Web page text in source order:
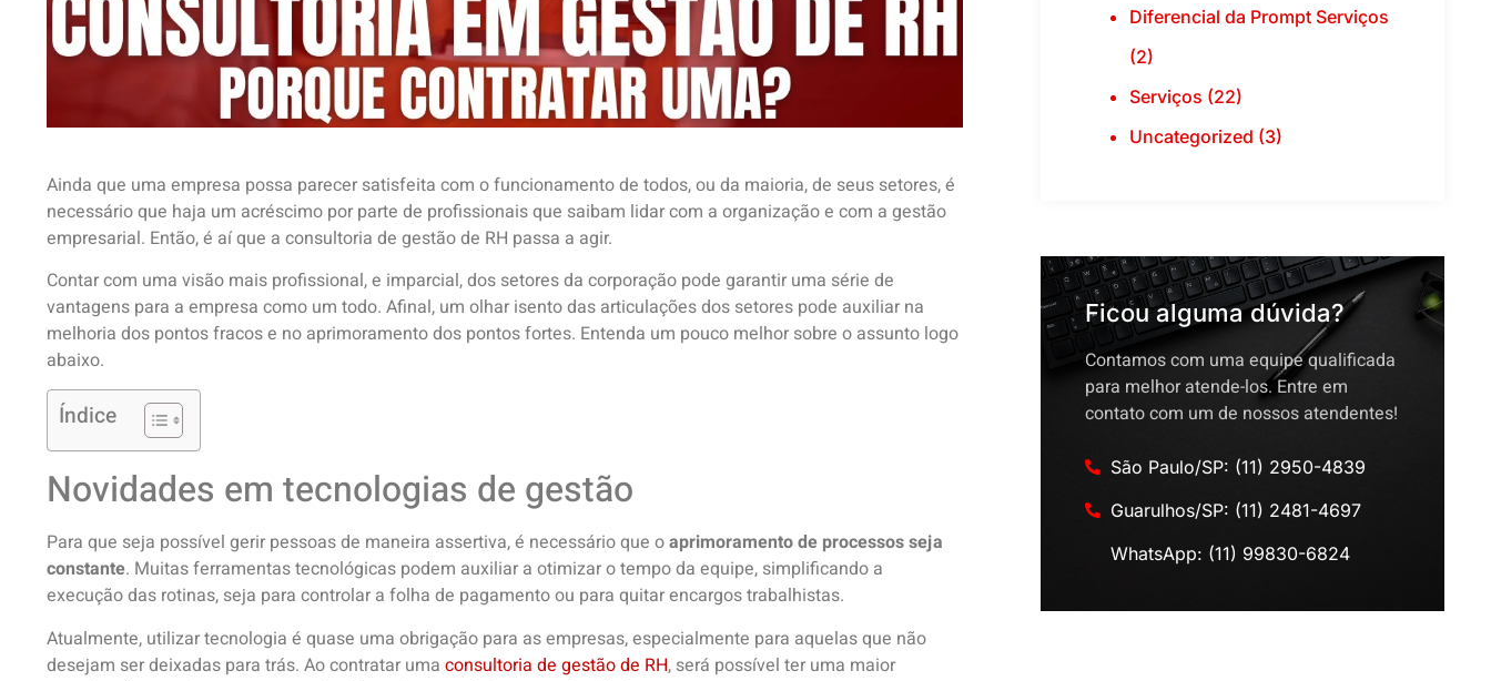
Ainda que uma empresa possa parecer satisfeita com o funcionamento de todos, ou da maioria, de seus setores, é
necessário que haja um acréscimo por parte de profissionais que saibam lidar com a organização e com a gestão
empresarial. Então, é aí que a consultoria de gestão de RH passa a agir.
Contar com uma visão mais profissional, e imparcial, dos setores da corporação pode garantir uma série de
vantagens para a empresa como um todo. Afinal, um olhar isento das articulações dos setores pode auxiliar na
melhoria dos pontos fracos e no aprimoramento dos pontos fortes. Entenda um pouco melhor sobre o assunto logo
abaixo.
Índice
Novidades em tecnologias de gestão
Para que seja possível gerir pessoas de maneira assertiva, é necessário que oaprimoramento de processos seja
constante. Muitas ferramentas tecnológicas podem auxiliar a otimizar o tempo da equipe, simplificando a
execução das rotinas, seja para controlar a folha de pagamento ou para quitar encargos trabalhistas.
Atualmente, utilizar tecnologia é quase uma obrigação para as empresas, especialmente para aquelas que não
desejam ser deixadas para trás. Ao contratar uma consultoria de gestão de RH, será possível ter uma maior
Diferencial da Prompt Serviços
(2)
Serviços (22)
Uncategorized (3)
Ficou alguma dúvida?
Contamos com uma equipe qualificada
para melhor atende-los. Entre em
contato com um de nossos atendentes!
São Paulo/SP: (11) 2950-4839
Guarulhos/SP: (11) 2481-4697
WhatsApp: (11) 99830-6824